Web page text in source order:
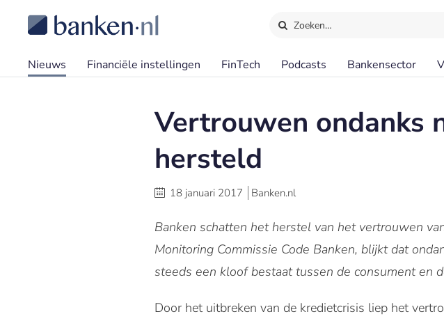
Zoeken…
Nieuws Financiële instellingen FinTech Podcasts Bankensector
Vertrouwen ondanks
hersteld
18 januari 2017 Banken.nl
Banken schatten het herstel van het vertrouwen
Monitoring Commissie Code Banken, blijkt dat
steeds een kloof bestaat tussen de consument en
Door het uitbreken van de kredietcrisis liep het